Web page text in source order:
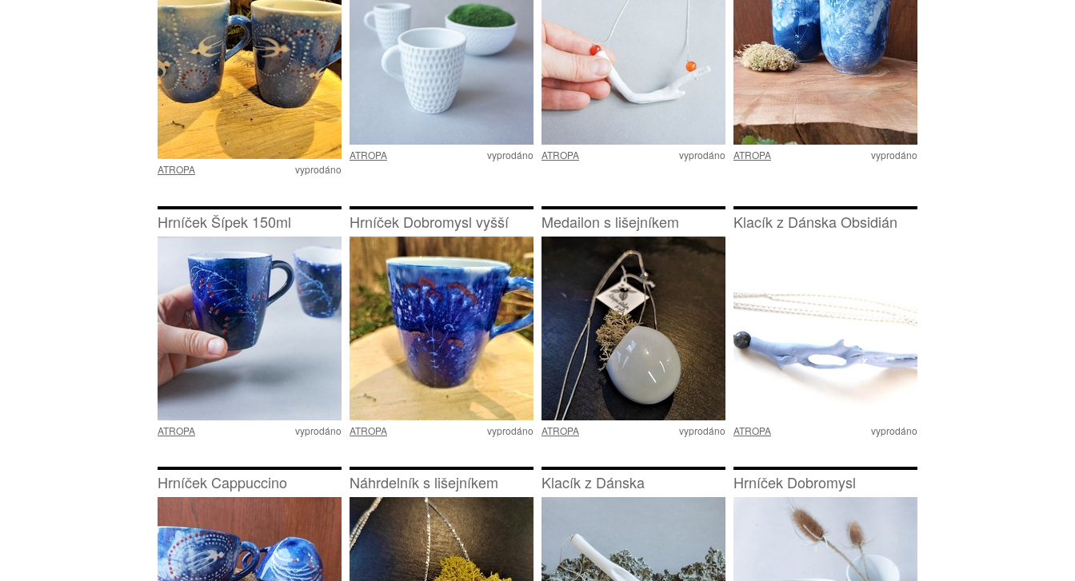
ATROPA vyprodáno
ATROPA vyprodáno ATROPA vyprodáno ATROPA vyprodáno
Hrníček Šípek 150ml
ATROPA vyprodáno
Hrníček Dobromysl vyšší
ATROPA vyprodáno
Medailon s lišejníkem
ATROPA vyprodáno
Klacík z Dánska Obsidián
ATROPA vyprodáno
Hrníček Cappuccino Náhrdelník s lišejníkem Klacík z Dánska Hrníček Dobromysl